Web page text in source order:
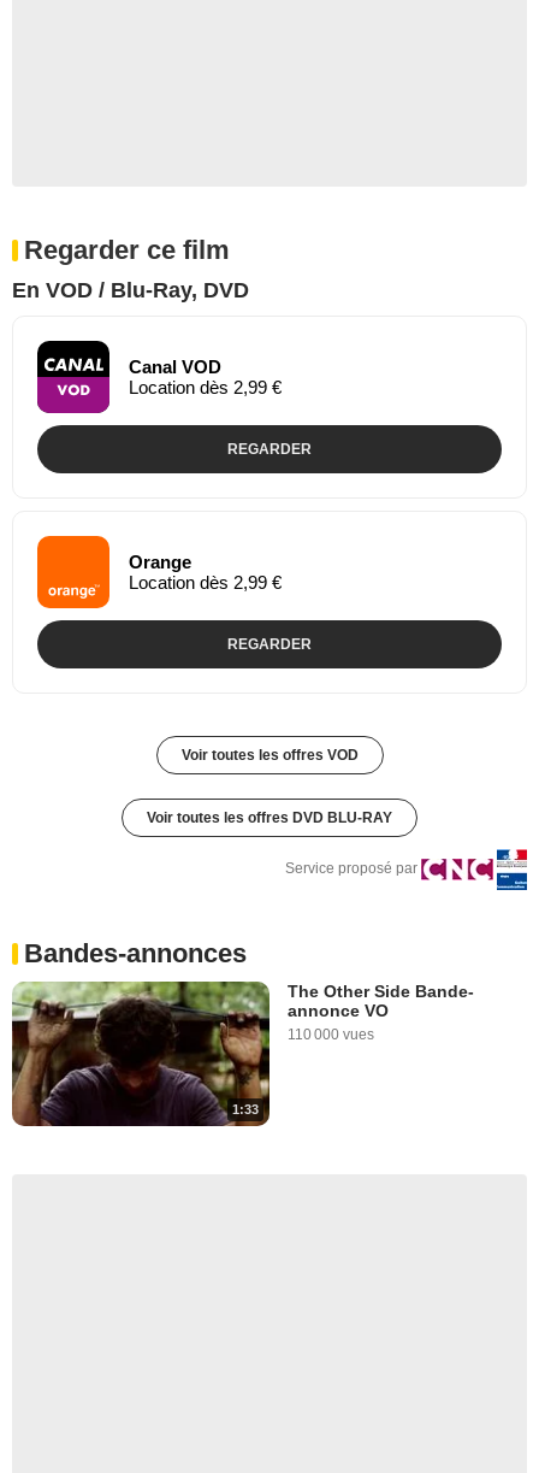
Regarder ce film
En VOD / Blu-Ray, DVD
Canal VOD
Location dès 2,99 €
REGARDER
Orange
Location dès 2,99 €
REGARDER
Voir toutes les offres VOD
Voir toutes les offres DVD BLU-RAY
Service proposé par
Bandes-annonces
1:33
The Other Side Bande-
annonce VO
110 000 vues